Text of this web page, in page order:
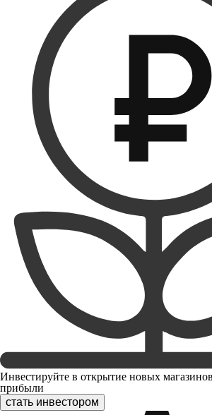
Инвестируйте в открытие новых
прибыли
стать инвестором